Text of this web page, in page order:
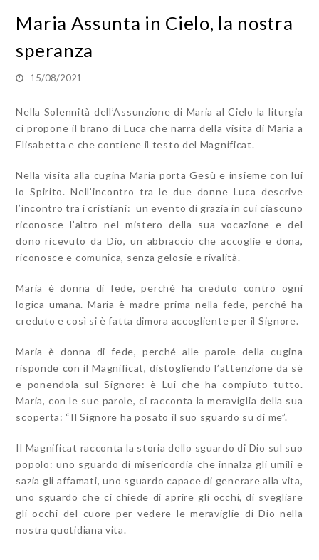
Maria Assunta in Cielo, la nostra
speranza
15/08/2021
Nella Solennità dell’Assunzione di Maria al Cielo la liturgia
ci propone il brano di Luca che narra della visita di Maria a
Elisabetta e che contiene il testo del Magnificat.
Nella visita alla cugina Maria porta Gesù e insieme con lui
lo Spirito. Nell’incontro tra le due donne Luca descrive
l’incontro tra i cristiani: un evento di grazia in cui ciascuno
riconosce l’altro nel mistero della sua vocazione e del
dono ricevuto da Dio, un abbraccio che accoglie e dona,
riconosce e comunica, senza gelosie e rivalità.
Maria è donna di fede, perché ha creduto contro ogni
logica umana. Maria è madre prima nella fede, perché ha
creduto e così si è fatta dimora accogliente per il Signore.
Maria è donna di fede, perché alle parole della cugina
risponde con il Magnificat, distogliendo l’attenzione da sè
e ponendola sul Signore: è Lui che ha compiuto tutto.
Maria, con le sue parole, ci racconta la meraviglia della sua
scoperta: “Il Signore ha posato il suo sguardo su di me”.
Il Magnificat racconta la storia dello sguardo di Dio sul suo
popolo: uno sguardo di misericordia che innalza gli umili e
sazia gli affamati, uno sguardo capace di generare alla vita,
uno sguardo che ci chiede di aprire gli occhi, di svegliare
gli occhi del cuore per vedere le meraviglie di Dio nella
nostra quotidiana vita.